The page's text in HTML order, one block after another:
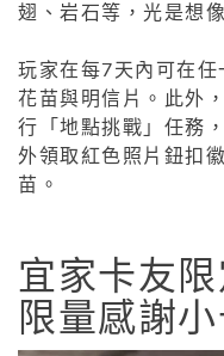
翅、岩石等，光是想
玩家在每7天內可在
花苗與明信片。此外
行「地點挑戰」任務
外領取紅色照片鈕扣
苗。
宜家卡友限
限量感謝